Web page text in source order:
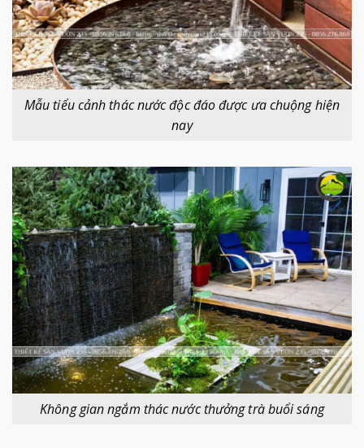
Mẫu tiểu cảnh thác nước độc đáo được ưa chuộng hiện
nay
Không gian ngắm thác nước thưởng trà buổi sáng